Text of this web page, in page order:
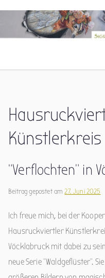
springen
Künstlerkreis
“Verflochten” in
Beitrag gepostet am27. Juni 2025
Ich freue mich, bei der
Hausruckviertler
Vöcklabruck mit dabei zu
neue Serie “Waldgeflüster”.